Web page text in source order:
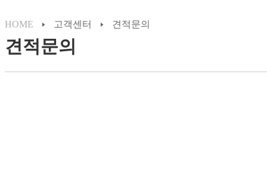
HOME 고객센터 견적문의
견적문의